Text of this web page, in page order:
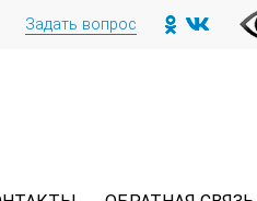
Задать вопрос